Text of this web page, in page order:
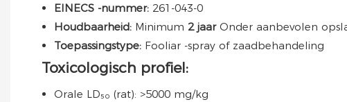
EINECS -nummer: 261-043-0
Houdbaarheid: Minimum 2 jaar Onder aanbevolen
Toepassingstype: Fooliar -spray of zaadbehandeling
Toxicologisch profiel:
Orale LD₅₀ (rat): >5000 mg/kg